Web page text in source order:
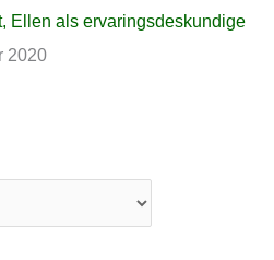
Ellen als ervaringsdeskundige
2020